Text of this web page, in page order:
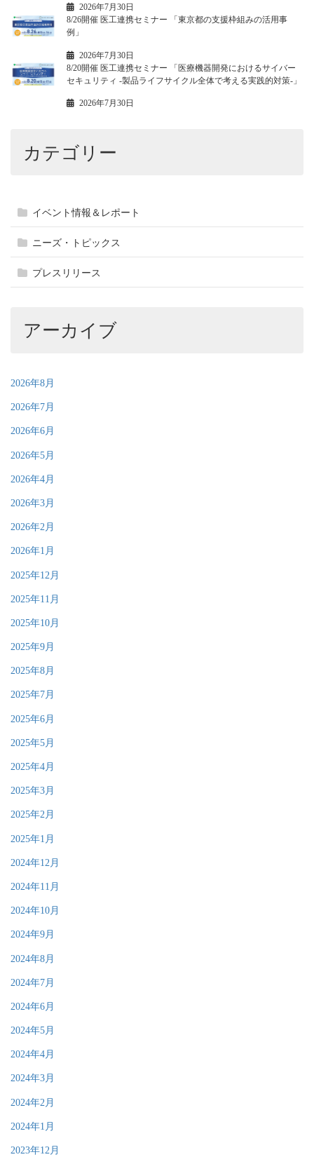
2026年7月30日
8/26開催 医工連携セミナー 「東京都の支援枠組みの活用事
例」
2026年7月30日
8/20開催 医工連携セミナー 「医療機器開発におけるサイバー
セキュリティ -製品ライフサイクル全体で考える実践的対策-」
2026年7月30日
カテゴリー
イベント情報＆レポート
ニーズ・トピックス
プレスリリース
アーカイブ
2026年8月
2026年7月
2026年6月
2026年5月
2026年4月
2026年3月
2026年2月
2026年1月
2025年12月
2025年11月
2025年10月
2025年9月
2025年8月
2025年7月
2025年6月
2025年5月
2025年4月
2025年3月
2025年2月
2025年1月
2024年12月
2024年11月
2024年10月
2024年9月
2024年8月
2024年7月
2024年6月
2024年5月
2024年4月
2024年3月
2024年2月
2024年1月
2023年12月